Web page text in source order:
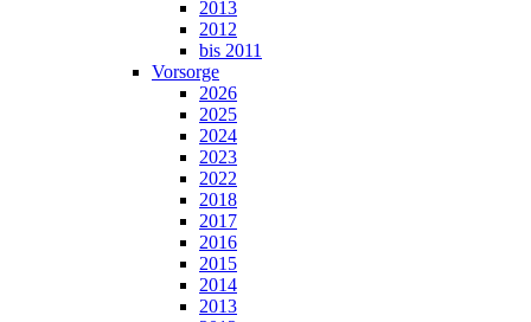
2013
2012
bis 2011
Vorsorge
2026
2025
2024
2023
2022
2018
2017
2016
2015
2014
2013